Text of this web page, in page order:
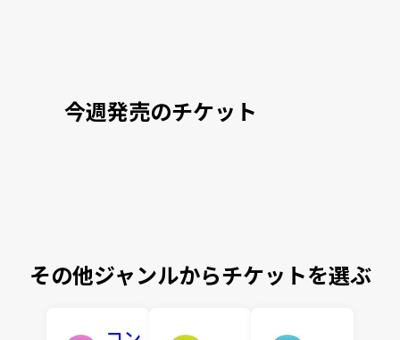
今週発売のチケット
その他ジャンルからチケットを選ぶ